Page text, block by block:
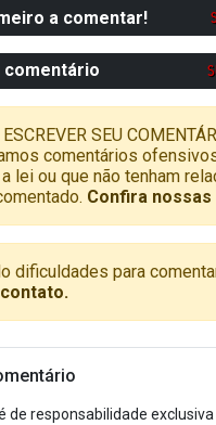
a comentar!
comentário
SEU
comentários
lei ou que não tenham
Confira
dificuldades para
de responsabilidade exclusiva